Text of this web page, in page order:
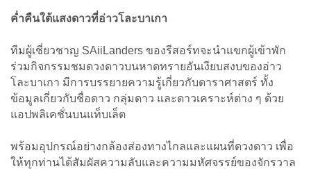
ค่ำคืนใต้แสงดาวที่อ่าวโละบาเกา
ทีมผู้เชี่ยวชาญ SAiiLanders ของรีสอร์ทจะนำแขกผู้เข้าพัก
ร่วมกิจกรรมชมดวงดาวบนหาดทรายอันเงียบสงบของอ่าว
โละบาเกา มีการบรรยายความรู้เกี่ยวกับดาราศาสตร์ ทั้ง
ข้อมูลเกี่ยวกับชื่อดาว กลุ่มดาว และดาวเคราะห์ต่าง ๆ ด้วย
แอปพลิเคชั่นบนแท็บเล็ต
พร้อมอุปกรณ์อย่างกล้องส่องทางไกลและแผนที่ดวงดาว เพื่อ
ให้ทุกท่านได้สัมผัสความลับและความมหัศจรรย์ของจักรวาล